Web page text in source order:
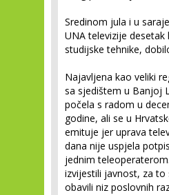
Sredinom jula i u
UNA televizije desetak
studijske tehnike,
Najavljena kao veliki
sa sjedištem u Banjoj
počela s radom u
godine, ali se u
emituje jer uprava
dana nije uspjela
jednim
izvijestili javnost, za to
obavili niz poslovnih